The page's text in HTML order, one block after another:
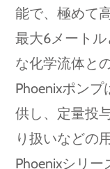
能で、極めて
最大6メート
な化学流体と
Phoenixポン
供し、定量投
り扱いなどの
Phoenixシリ